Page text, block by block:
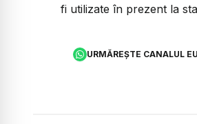
fi utilizate în prezent la
URMĂREȘTE CANALUL